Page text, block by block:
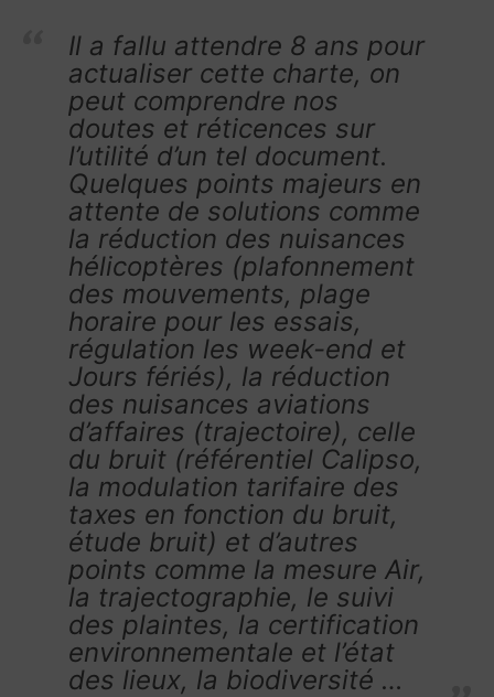
Il a fallu attendre 8 ans pour
actualiser cette charte, on
peut comprendre nos
doutes et réticences sur
l’utilité d’un tel document.
Quelques points majeurs en
attente de solutions comme
la réduction des nuisances
hélicoptères (plafonnement
des mouvements, plage
horaire pour les essais,
régulation les week-end et
Jours fériés), la réduction
des nuisances aviations
d’affaires (trajectoire), celle
du bruit (référentiel Calipso,
la modulation tarifaire des
taxes en fonction du bruit,
étude bruit) et d’autres
points comme la mesure Air,
la trajectographie, le suivi
des plaintes, la certification
environnementale et l’état
des lieux, la biodiversité …